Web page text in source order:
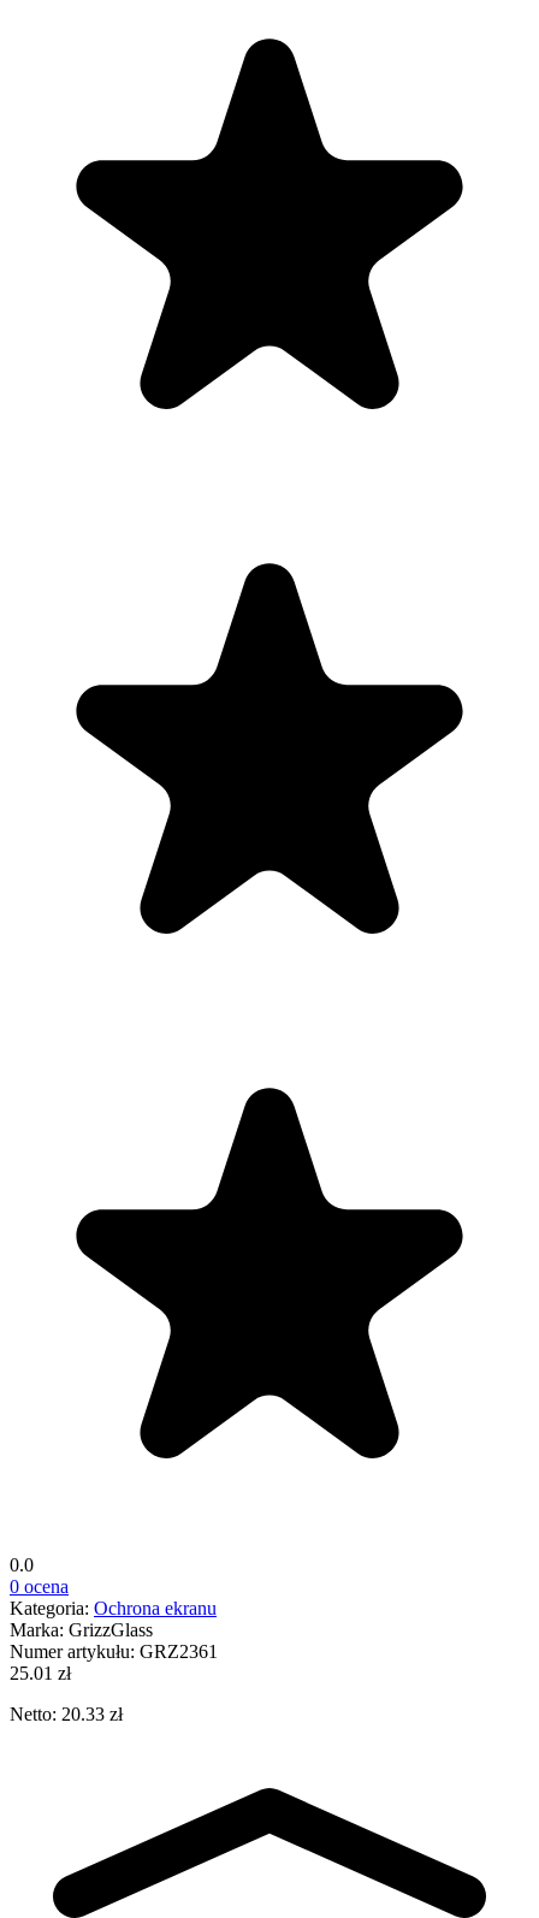
0.0
0 ocena
Kategoria: Ochrona ekranu
Marka: GrizzGlass
Numer artykułu: GRZ2361
25.01 zł
Netto: 20.33 zł